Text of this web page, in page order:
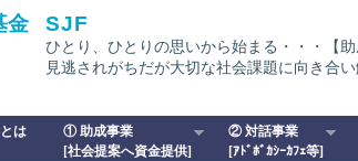
金 SJF
ひとり、ひとりの思いから始まる・・・【
見逃されがちだが大切な社会課題に向き合
は
① 助成事業
[社会提案へ資金提供]
② 対話事業
[ｱﾄﾞﾎﾞｶｼｰｶﾌｪ等]